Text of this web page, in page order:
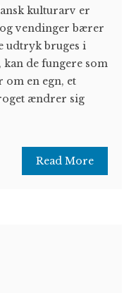
kulturarv er
vendinger bærer
udtryk bruges i
de fungere som
en egn, et
ændrer sig
Read More